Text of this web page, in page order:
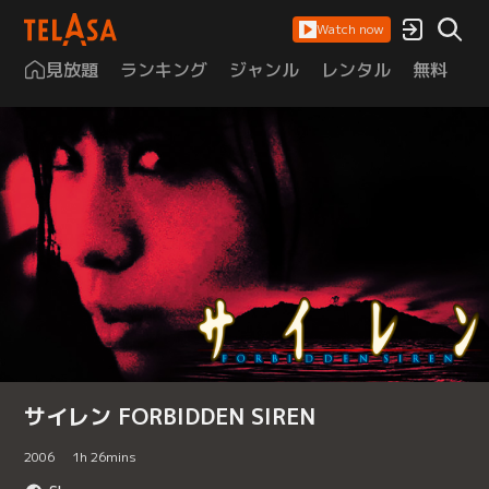
Watch now
見放題 ランキング ジャンル レンタル 無料
サイレン FORBIDDEN SIREN
2006 1h 26mins